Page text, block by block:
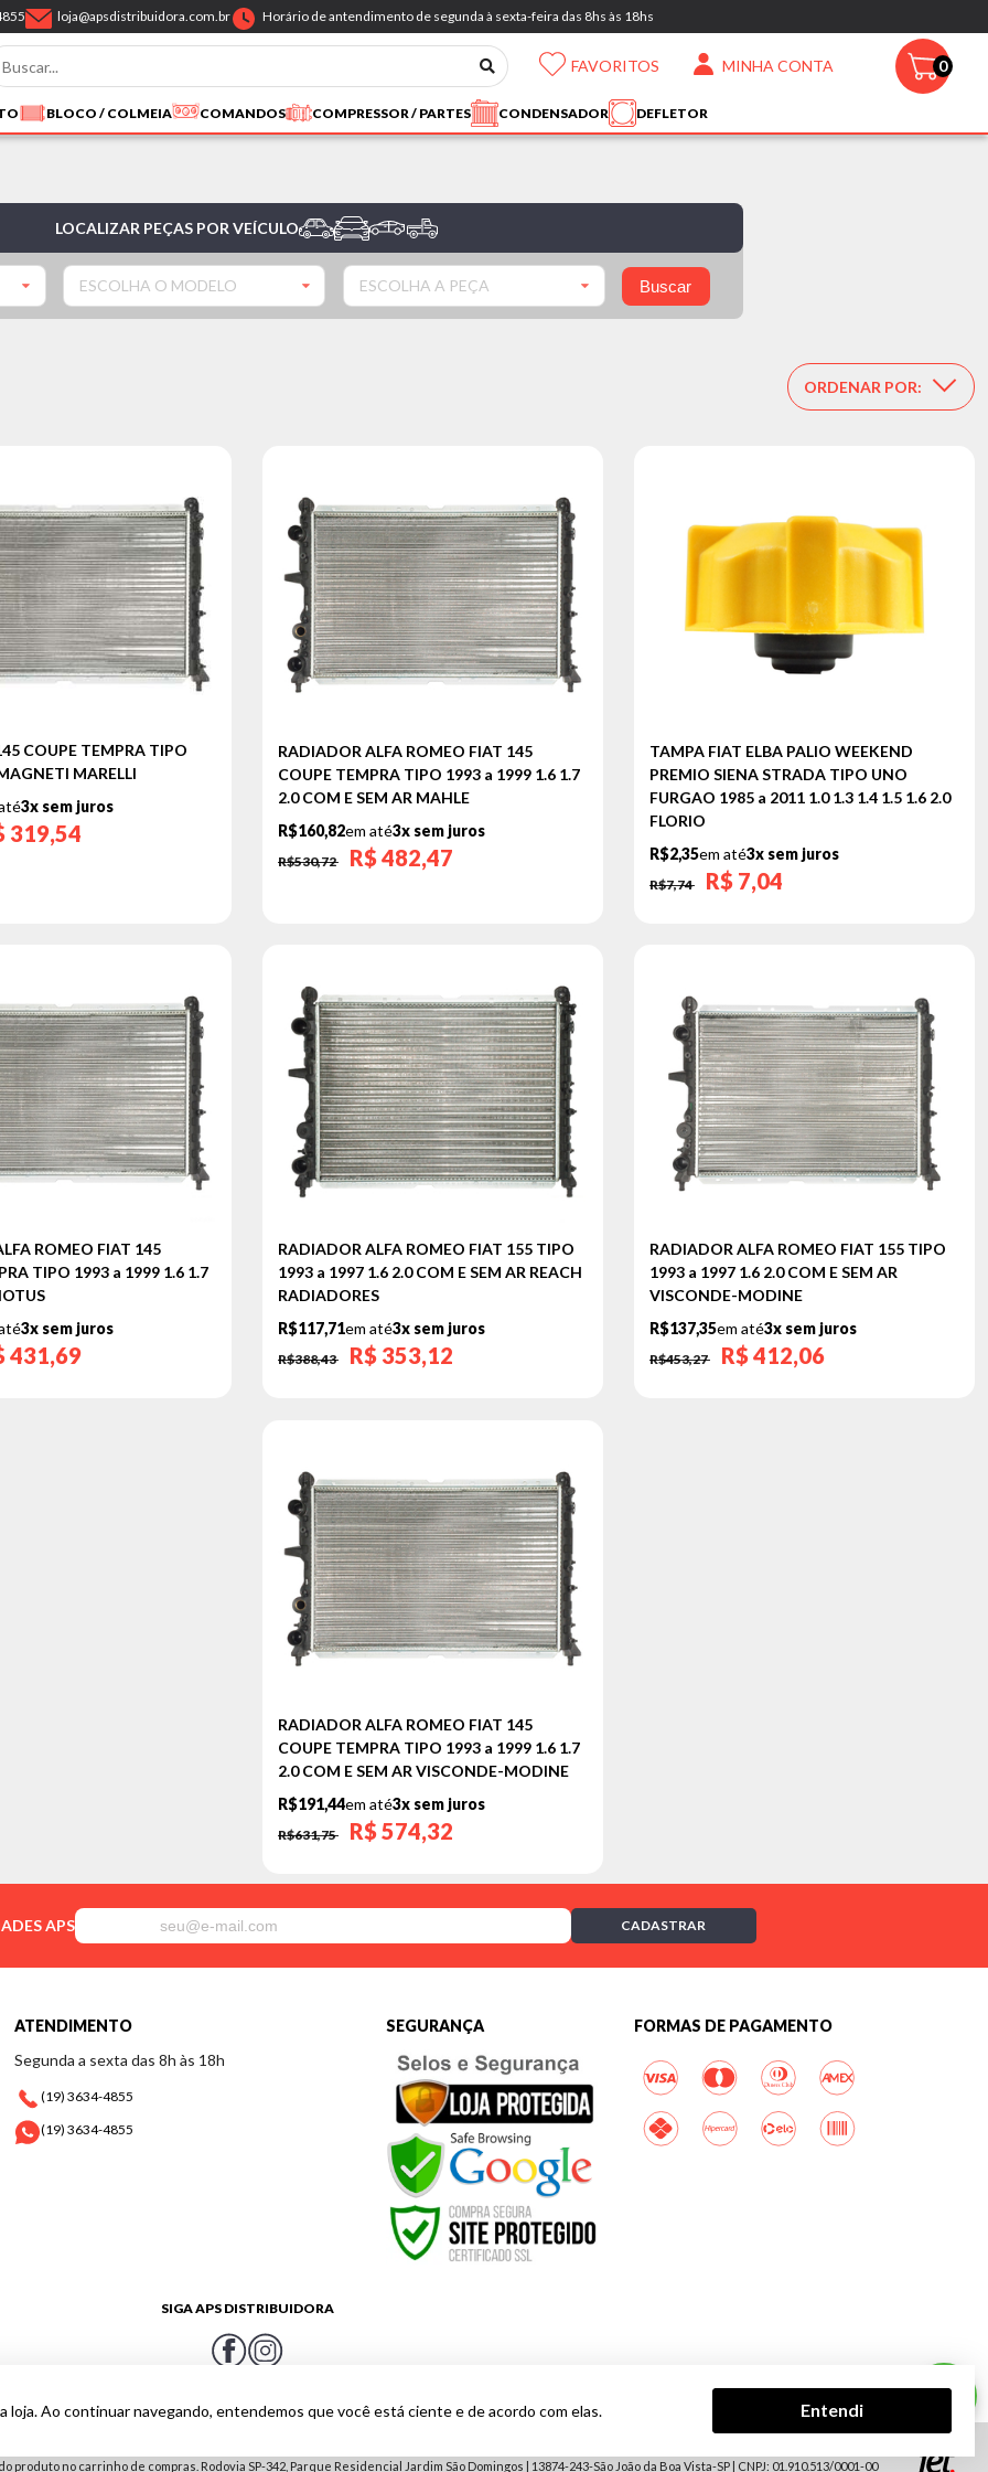
loja@apsdistribuidora.com.br Horário de antendimento de segunda à sexta-feira das 8hs às 18hs
FAVORITOS MINHA CONTA 0
BLOCO / COLMEIA COMANDOS COMPRESSOR / PARTES CONDENSADOR DEFLETOR
LOCALIZAR PEÇAS POR VEÍCULO
ESCOLHA O MODELO ESCOLHA A PEÇA Buscar
ORDENAR POR:
COUPE TEMPRA TIPO
MARELLI
3x sem juros
319,54
RADIADOR ALFA ROMEO FIAT 145
COUPE TEMPRA TIPO 1993 a 1999 1.6 1.7
2.0 COM E SEM AR MAHLE
R$160,82em até3x sem juros
R$530,72 R$482,47
TAMPA FIAT ELBA PALIO WEEKEND
PREMIO SIENA STRADA TIPO UNO
FURGAO 1985 a 2011 1.0 1.3 1.4 1.5 1.6 2.0
FLORIO
R$2,35em até3x sem juros
R$7,74 R$ 7,04
ROMEO FIAT 145
TIPO 1993 a 1999 1.6 1.7
3x sem juros
431,69
RADIADOR ALFA ROMEO FIAT 155 TIPO
1993 a 1997 1.6 2.0 COM E SEM AR REACH
RADIADORES
R$117,71em até3x sem juros
R$388,43 R$ 353,12
RADIADOR ALFA ROMEO FIAT 155 TIPO
1993 a 1997 1.6 2.0 COM E SEM AR
VISCONDE-MODINE
R$137,35em até3x sem juros
R$453,27 R$412,06
RADIADOR ALFA ROMEO FIAT 145
COUPE TEMPRA TIPO 1993 a 1999 1.6 1.7
2.0 COM E SEM AR VISCONDE-MODINE
R$191,44em até3x sem juros
R$631,75 R$574,32
loja. Ao continuar navegando, entendemos que você está ciente e de acordo com elas. Entendi
APS CADASTRAR
ATENDIMENTO
Segunda a sexta das 8h às 18h
(19) 3634-4855
(19) 3634-4855
SEGURANÇA FORMAS DE PAGAMENTO
SIGA APS DISTRIBUIDORA
no carrinho de compras. Rodovia SP-342, Parque Residencial Jardim São Domingos | 13874-243-São João da Boa Vista-SP | CNPJ: 01.910.513/0001-00
Tecnologia